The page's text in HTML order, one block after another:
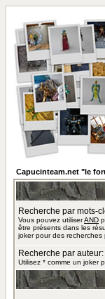
Capucinteam.net "le
Recherche par mots-
Vous pouvez utiliserAND
être présents dans les
joker pour des recherches
Recherche par auteur:
Utilisez * comme un joker